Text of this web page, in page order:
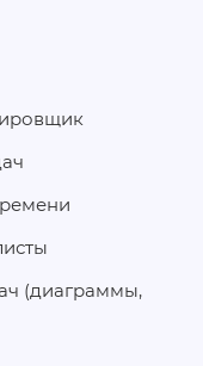
(диаграммы,